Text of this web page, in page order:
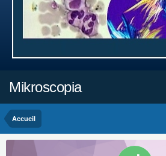
Mikroscopia
Accueil